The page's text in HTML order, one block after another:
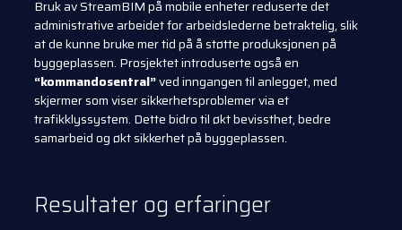
Bruk av StreamBIM på mobile enheter reduserte det
administrative arbeidet for arbeidslederne betraktelig, slik
at de kunne bruke mer tid på å støtte produksjonen på
byggeplassen. Prosjektet introduserte også en
“kommandosentral”ved inngangen til anlegget, med
skjermer som viser sikkerhetsproblemer via et
trafikklyssystem. Dette bidro til økt bevissthet, bedre
samarbeid og økt sikkerhet på byggeplassen.
Resultater og erfaringer